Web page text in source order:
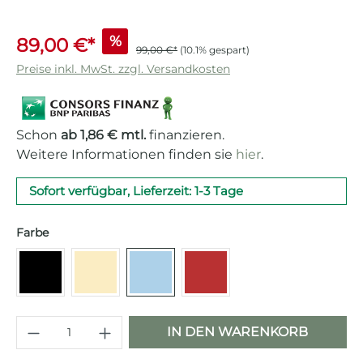
89,00 €* % 99,00 €* (10.1% gespart)
Preise inkl. MwSt. zzgl. Versandkosten
Schon ab 1,86 € mtl. finanzieren.
Weitere Informationen finden sie hier.
Sofort verfügbar, Lieferzeit: 1-3 Tage
Farbeauswählen
Produkt Anzahl: Gib den
IN DEN WARENKORB